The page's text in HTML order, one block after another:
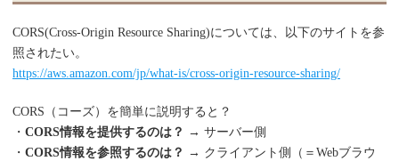
CORS(Cross-Origin Resource Sharing)については、以下のサイトを参
照されたい。
https://aws.amazon.com/jp/what-is/cross-origin-resource-sharing/
CORS（コーズ）を簡単に説明すると？
・ CORS情報を提供するのは？ → サーバー側
・ CORS情報を参照するのは？ → クライアント側（＝Webブラウ